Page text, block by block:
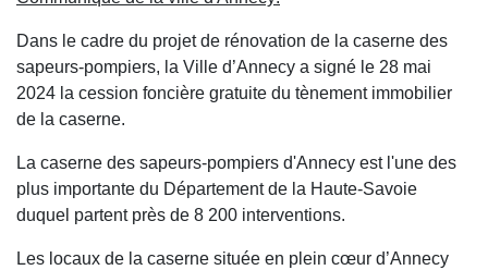
Dans le cadre du projet de rénovation de la caserne des
sapeurs-pompiers, la Ville d’Annecy a signé le 28 mai
2024 la cession foncière gratuite du tènement immobilier
de la caserne.
La caserne des sapeurs-pompiers d'Annecy est l'une des
plus importante du Département de la Haute-Savoie
duquel partent près de 8 200 interventions.
Les locaux de la caserne située en plein cœur d’Annecy